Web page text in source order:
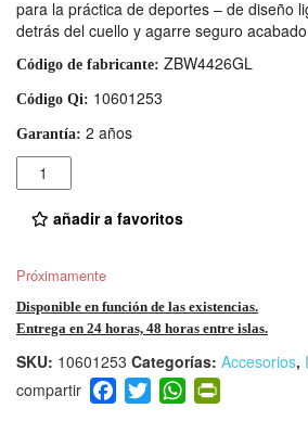
para la práctica de deportes – de diseño
detrás del cuello y agarre seguro
Código de fabricante: ZBW4426GL
Código Qi: 10601253
Garantía: 2 años
Cantidad
añadir a favoritos
Próximamente
Disponible en función de las existencias.
Entrega en 24 horas, 48 horas entre islas.
SKU: 10601253 Categorías: Accesorios,
F
a
T
wi
W
h